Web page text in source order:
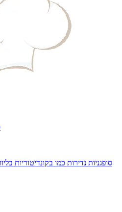
סופגניות נדירות כמו בקונדיטוריות